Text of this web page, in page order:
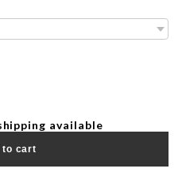
available
to cart